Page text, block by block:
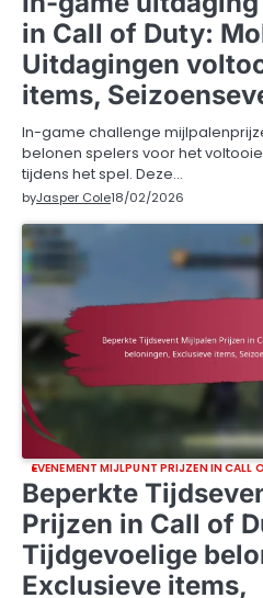
in Call of Duty:
Uitdagingen
items,
In-game challenge
belonen spelers voor het
tijdens het spel. Deze…
byJasper Cole18/02/2026
EVENEMENT MIJLPUNT PRIJZEN IN CALL
Beperkte
Prijzen in Call of
Tijdgevoelige
Exclusieve items,